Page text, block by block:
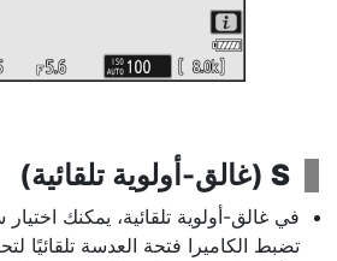
S
(غالق-أولوية تلقائية)
في غالق-أولوية تلقائية، يمكنك اختيار
تضبط الكاميرا فتحة العدسة تلقائيًا